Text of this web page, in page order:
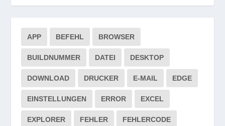
APP BEFEHL BROWSER
BUILDNUMMER DATEI DESKTOP
DOWNLOAD DRUCKER E-MAIL EDGE
EINSTELLUNGEN ERROR EXCEL
EXPLORER FEHLER FEHLERCODE